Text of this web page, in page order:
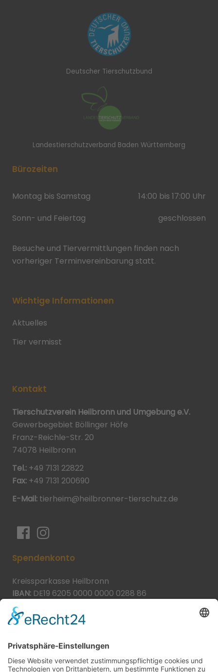
Deutscher Tierschutzbund
Landestierschutzverband Baden Württemberg
Bürozeiten
Montag bis Samstag
14:00 bis 17:00 Uhr
Sonn- und Feiertag
geschlossen
Besuche und Tiervermittlungen finden nach
vorheriger Terminvereinbarung statt.
Wichtige Informationen
Aktuelles
Tier vermisst
Kontakt
Tierschutzverein Heilbronn und Umgebung e.V.
Gewerbegebiet Böllinger Höfe
Franz-Reichle-Str. 20
74078 Heilbronn
Tel.: +49 7131 22822
Fax: +49 7131 200690
E-Mail: tierheim@heilbronner-tierschutz.de
Spendenkonto
Kreissparkasse Heilbronn
IBAN: DE19 6205 0000 0000 0288 86
BIC:
Spende direkt via PayPal
JETZT SPENDEN